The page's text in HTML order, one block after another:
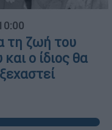
τη ζωή του
ο ίδιος θα